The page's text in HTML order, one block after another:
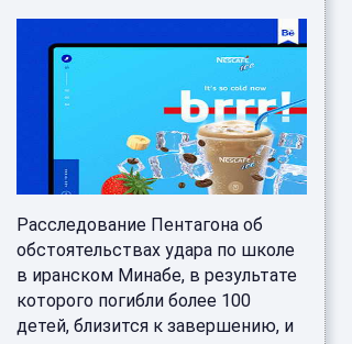
Расследование Пентагона об
обстоятельствах удара по школе
в иранском Минабе, в результате
которого погибли более 100
детей, близится к завершению, и